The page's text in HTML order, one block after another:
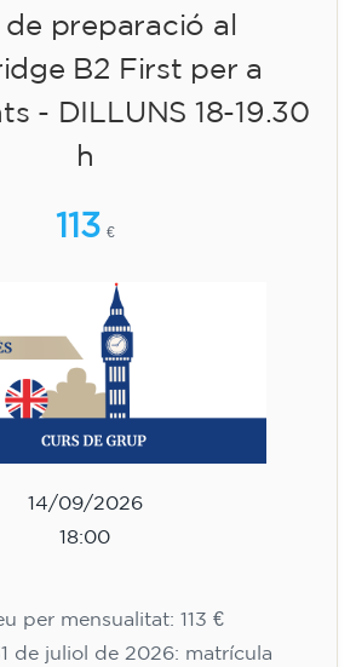
de preparació al
B2 First per a
- DILLUNS 18-19.30
h
113 €
14/09/2026
18:00
per mensualitat: 113 €
de juliol de 2026: matrícula